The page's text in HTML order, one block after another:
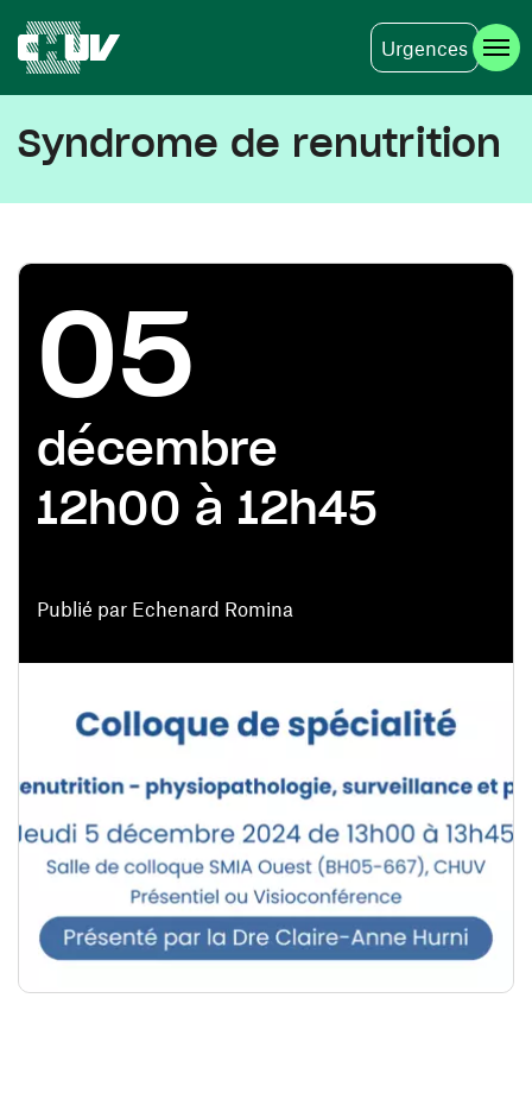
Urgences
Syndrome de renutrition
Publié par Echenard Romina
05
décembre
12h00 à 12h45